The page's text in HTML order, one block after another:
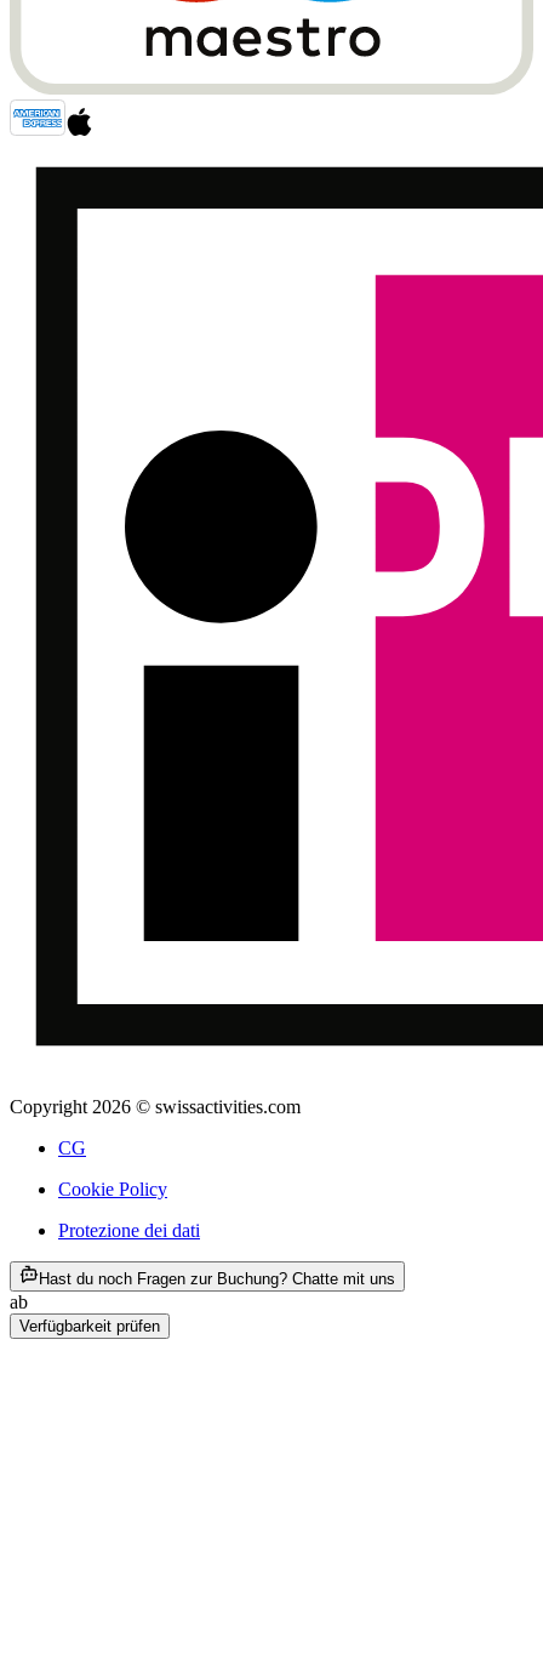
Copyright 2026 © swissactivities.com
CG
Cookie Policy
Protezione dei dati
Hast du noch Fragen zur Buchung? Chatte mit uns
ab
Verfügbarkeit prüfen